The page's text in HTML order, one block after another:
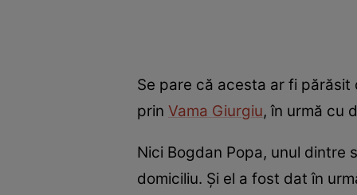
Se pare că acesta ar fi
prin Vama Giurgiu, în urmă cu
Nici Bogdan Popa, unul dintre
domiciliu. Și el a fost dat în